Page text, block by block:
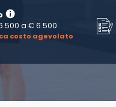
a € 6.500
costo agevolato